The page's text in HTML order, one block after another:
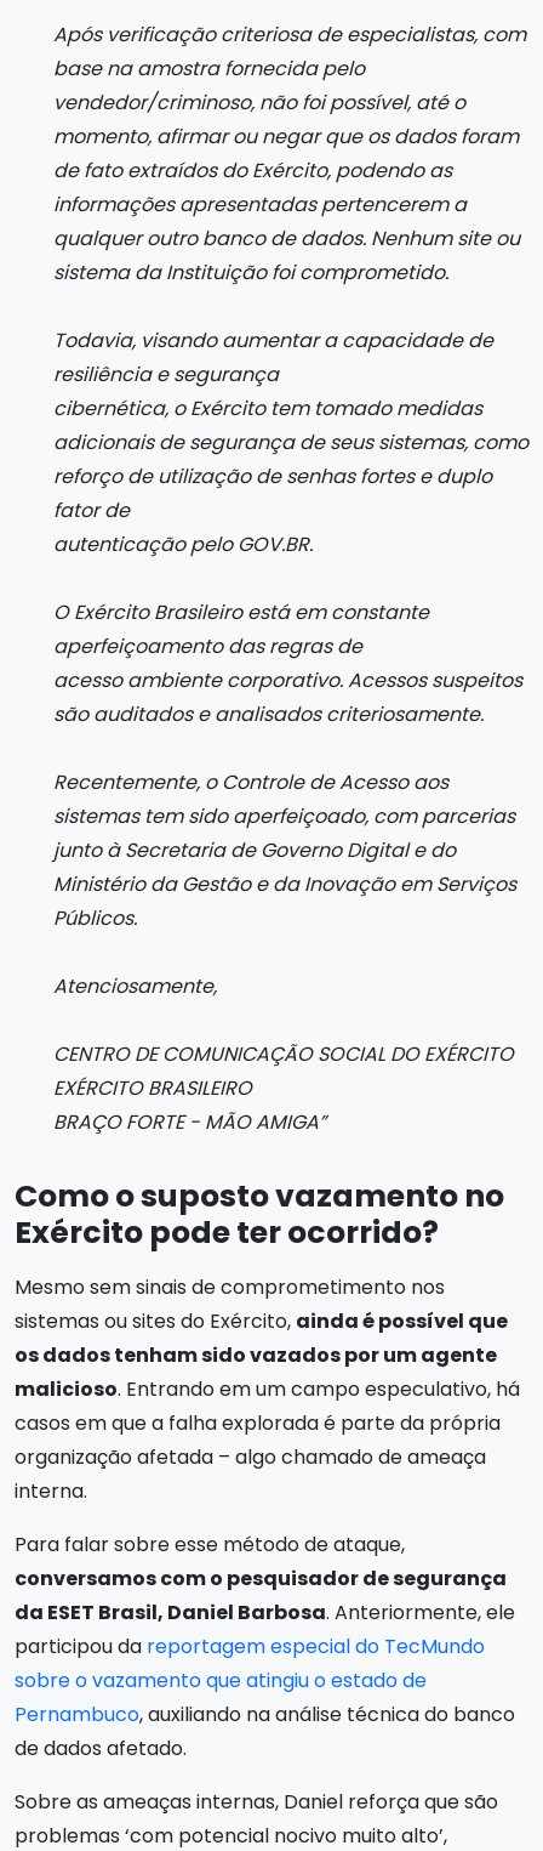
Após verificação criteriosa de especialistas, com
base na amostra fornecida pelo
vendedor/criminoso, não foi possível, até o
momento, afirmar ou negar que os dados foram
de fato extraídos do Exército, podendo as
informações apresentadas pertencerem a
qualquer outro banco de dados. Nenhum site ou
sistema da Instituição foi comprometido.
Todavia, visando aumentar a capacidade de
resiliência e segurança
cibernética, o Exército tem tomado medidas
adicionais de segurança de seus sistemas, como
reforço de utilização de senhas fortes e duplo
fator de
autenticação pelo GOV.BR.
O Exército Brasileiro está em constante
aperfeiçoamento das regras de
acesso ambiente corporativo. Acessos suspeitos
são auditados e analisados criteriosamente.
Recentemente, o Controle de Acesso aos
sistemas tem sido aperfeiçoado, com parcerias
junto à Secretaria de Governo Digital e do
Ministério da Gestão e da Inovação em Serviços
Públicos.
Atenciosamente,
CENTRO DE COMUNICAÇÃO SOCIAL DO EXÉRCITO
EXÉRCITO BRASILEIRO
BRAÇO FORTE - MÃO AMIGA”
Como o suposto vazamento no
Exército pode ter ocorrido?
Mesmo sem sinais de comprometimento nos
sistemas ou sites do Exército, ainda é possível que
os dados tenham sido vazados por um agente
malicioso. Entrando em um campo especulativo, há
casos em que a falha explorada é parte da própria
organização afetada – algo chamado de ameaça
interna.
Para falar sobre esse método de ataque,
conversamos com o pesquisador de segurança
da ESET Brasil, Daniel Barbosa. Anteriormente, ele
participou da reportagem especial do TecMundo
sobre o vazamento que atingiu o estado de
Pernambuco, auxiliando na análise técnica do banco
de dados afetado.
Sobre as ameaças internas, Daniel reforça que são
problemas ‘com potencial nocivo muito alto’,